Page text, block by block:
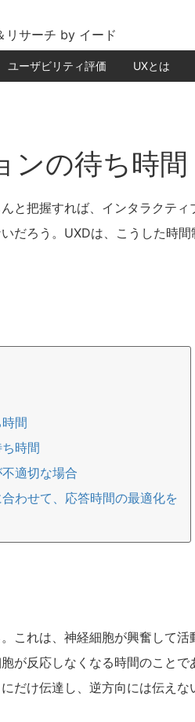
リサーチ by イード
ユーザビリティ評価 UXとは
ンの待ち時間
と把握すれば、インタラクテ
だろう。UXDは、こうした時間
間
時間
適切な場合
わせて、応答時間の最適化を
これは、神経細胞が興奮して
が反応しなくなる時間のこと
だけ伝達し、逆方向には伝え